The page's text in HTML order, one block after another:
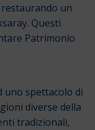
un
Questi
Patrimonio
uno spettacolo di
diverse della
tradizionali,